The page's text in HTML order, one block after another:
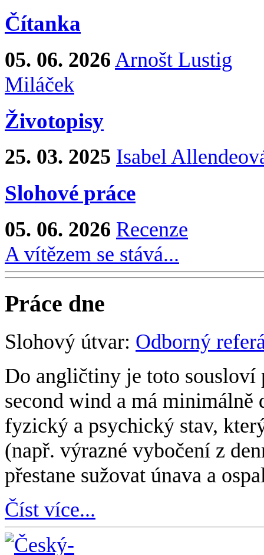
Čítanka
05. 06. 2026 Arnošt Lustig
Miláček
Životopisy
25. 03. 2025 Isabel
Slohové práce
05. 06. 2026 Recenze
A vítězem se stává...
Práce dne
Slohový útvar: Odborný
Do angličtiny je toto sousloví
second wind a má
fyzický a psychický stav,
(např. výrazné vybočení z
přestane sužovat únava a
Číst více...